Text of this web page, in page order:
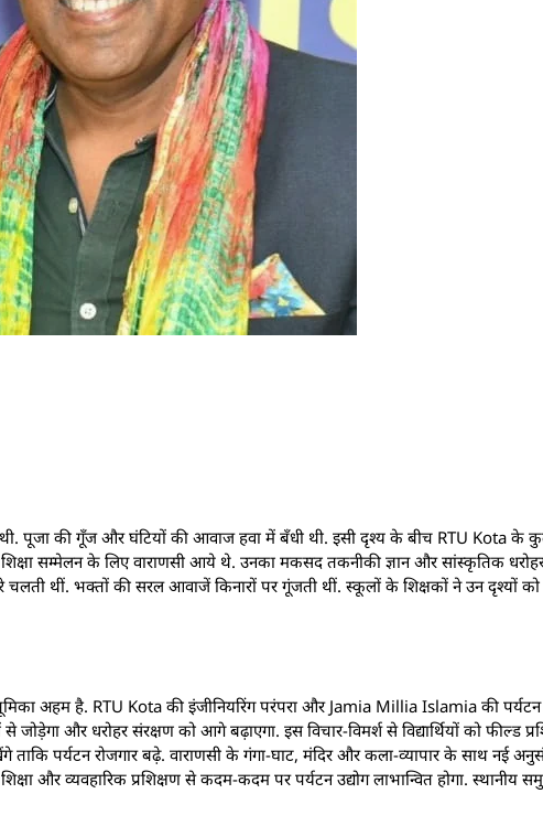
थी. पूजा की गूँज और घंटियों की आवाज हवा में बँधी थी. इसी दृश्य के बीच RTU Kota के
सम्मेलन के लिए वाराणसी आये थे. उनका मकसद तकनीकी ज्ञान और सांस्कृतिक
चलती थीं. भक्तों की सरल आवाजें किनारों पर गूंजती थीं. स्कूलों के शिक्षकों ने उन दृश्यों
अहम है. RTU Kota की इंजीनियरिंग परंपरा और Jamia Millia Islamia की
और धरोहर संरक्षण को आगे बढ़ाएगा. इस विचार-विमर्श से विद्यार्थियों को फील्ड
पर्यटन रोजगार बढ़े. वाराणसी के गंगा-घाट, मंदिर और कला-व्यापार के साथ नई
और व्यवहारिक प्रशिक्षण से कदम-कदम पर पर्यटन उद्योग लाभान्वित होगा. स्थानीय